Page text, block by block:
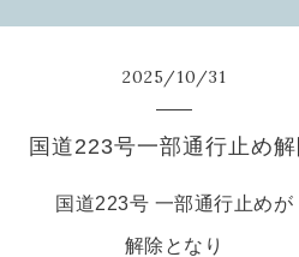
2025/10/31
国道223号一部通行止め
国道223号 一部通行止めが
解除となり